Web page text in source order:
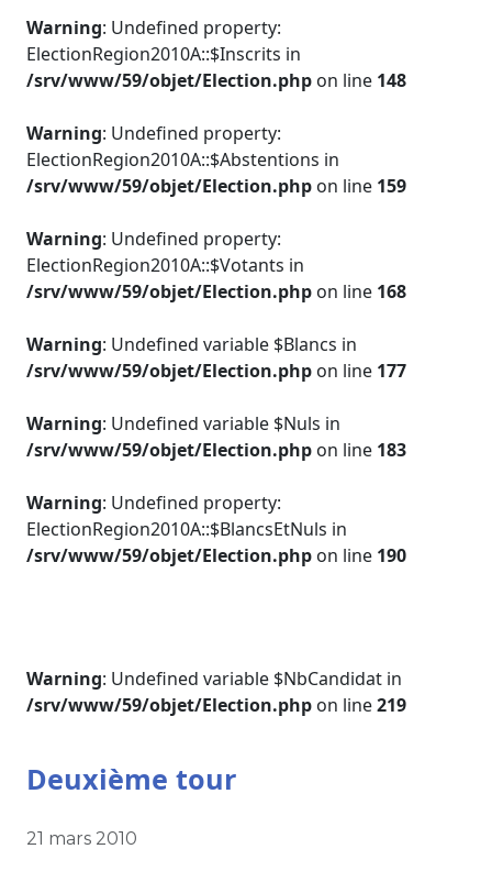
Warning: Undefined property:
ElectionRegion2010A::$Inscrits in
/srv/www/59/objet/Election.php on line 148
Warning: Undefined property:
ElectionRegion2010A::$Abstentions in
/srv/www/59/objet/Election.php on line 159
Warning: Undefined property:
ElectionRegion2010A::$Votants in
/srv/www/59/objet/Election.php on line 168
Warning: Undefined variable $Blancs in
/srv/www/59/objet/Election.php on line 177
Warning: Undefined variable $Nuls in
/srv/www/59/objet/Election.php on line 183
Warning: Undefined property:
ElectionRegion2010A::$BlancsEtNuls in
/srv/www/59/objet/Election.php on line 190
Warning: Undefined variable $NbCandidat in
/srv/www/59/objet/Election.php on line219
Deuxième tour
21 mars 2010